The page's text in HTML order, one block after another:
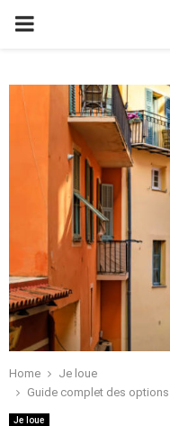
PRIMARY
Home
Je loue
Guide complet des
Je loue